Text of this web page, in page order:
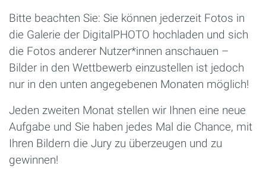
Bitte beachten Sie: Sie können jederzeit Fotos in
die Galerie der DigitalPHOTO hochladen und sich
die Fotos anderer Nutzer*innen anschauen –
Bilder in den Wettbewerb einzustellen ist jedoch
nur in den unten angegebenen Monaten möglich!
Jeden zweiten Monat stellen wir Ihnen eine neue
Aufgabe und Sie haben jedes Mal die Chance, mit
Ihren Bildern die Jury zu überzeugen und zu
gewinnen!